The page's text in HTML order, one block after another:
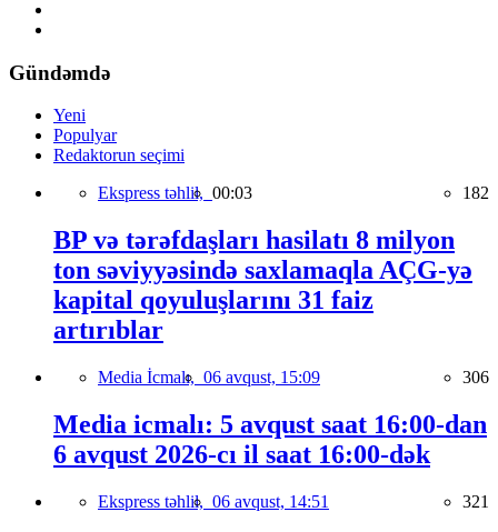
Gündəmdə
Yeni
Populyar
Redaktorun seçimi
Ekspress təhlil, 00:03 182
BP və tərəfdaşları hasilatı 8 milyon
ton səviyyəsində saxlamaqla AÇG-yə
kapital qoyuluşlarını 31 faiz
artırıblar
Media İcmalı, 06 avqust, 15:09 306
Media icmalı: 5 avqust saat 16:00-dan
6 avqust 2026-cı il saat 16:00-dək
Ekspress təhlil, 06 avqust, 14:51 321